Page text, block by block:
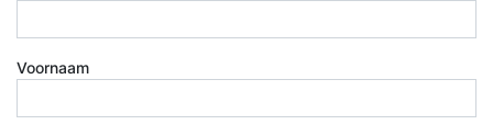
Voornaam